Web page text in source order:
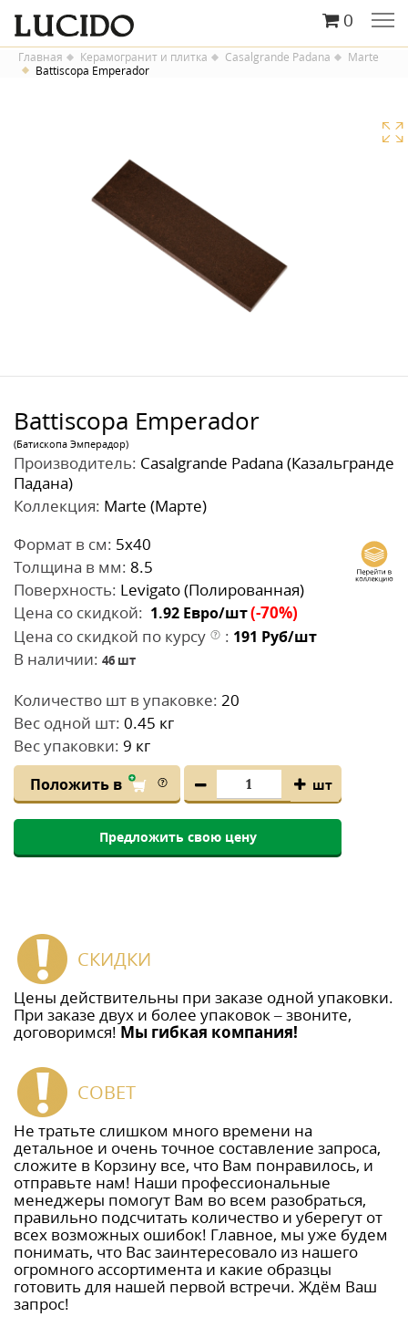
0
Главная Керамогранит и плитка Casalgrande Padana
Marte
Battiscopa Emperador
Battiscopa Emperador
(Батископа Эмперадор)
Производитель: Casalgrande Padana (Казальгранде
Падана)
Коллекция: Marte (Марте)
Формат в см: 5x40
Толщина в мм: 8.5
Поверхность: Levigato (Полированная)
Цена со скидкой: 1.92 Евро/шт(-70%)
Цена со скидкой по курсу
: 191 Руб/шт
В наличии: 46 шт
Количество шт в упаковке: 20
Вес одной шт: 0.45 кг
Вес упаковки: 9 кг
Положить в шт
Предложить свою цену
СКИДКИ
Цены действительны при заказе одной упаковки.
При заказе двух и более упаковок – звоните,
договоримся! Мы гибкая компания!
СОВЕТ
Не тратьте слишком много времени на
детальное и очень точное составление запроса,
сложите в Корзину все, что Вам понравилось, и
отправьте нам! Наши профессиональные
менеджеры помогут Вам во всем разобраться,
правильно подсчитать количество и уберегут от
всех возможных ошибок! Главное, мы уже будем
понимать, что Вас заинтересовало из нашего
огромного ассортимента и какие образцы
готовить для нашей первой встречи. Ждём Ваш
запрос!